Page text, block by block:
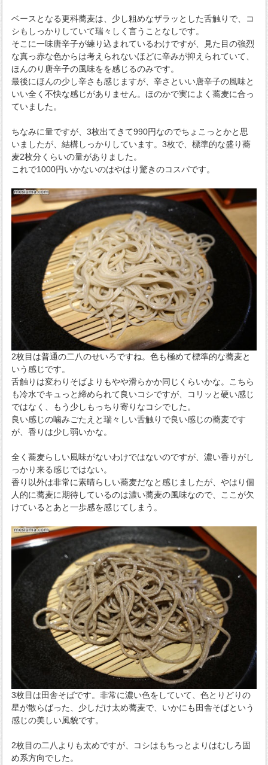
ベースとなる更科蕎麦は、少し粗めなザラッとした舌触りで、コ
シもしっかりしていて瑞々しく言うことなしです。
そこに一味唐辛子が練り込まれているわけですが、見た目の強烈
な真っ赤な色からは考えられないほどに辛みが抑えられていて、
ほんのり唐辛子の風味をを感じるのみです。
最後にほんの少し辛さも感じますが、辛さといい唐辛子の風味と
いい全く不快な感じがありません。ほのかで実によく蕎麦に合っ
ていました。
ちなみに量ですが、3枚出てきて990円なのでちょこっとかと思
いましたが、結構しっかりしています。3枚で、標準的な盛り蕎
麦2枚分くらいの量がありました。
これで1000円いかないのはやはり驚きのコスパです。
2枚目は普通の二八のせいろですね。色も極めて標準的な蕎麦と
いう感じです。
舌触りは変わりそばよりもやや滑らかか同じくらいかな。こちら
も冷水でキュっと締められて良いコシですが、コリッと硬い感じ
ではなく、もう少しもっちり寄りなコシでした。
良い感じの噛みごたえと瑞々しい舌触りで良い感じの蕎麦です
が、香りは少し弱いかな。
全く蕎麦らしい風味がないわけではないのですが、濃い香りがし
っかり来る感じではない。
香り以外は非常に素晴らしい蕎麦だなと感じましたが、やはり個
人的に蕎麦に期待しているのは濃い蕎麦の風味なので、ここが欠
けているとあと一歩感を感じてしまう。
3枚目は田舎そばです。非常に濃い色をしていて、色とりどりの
星が散らばった、少しだけ太め蕎麦で、いかにも田舎そばという
感じの美しい風貌です。
2枚目の二八よりも太めですが、コシはもちっとよりはむしろ固
め系方向でした。